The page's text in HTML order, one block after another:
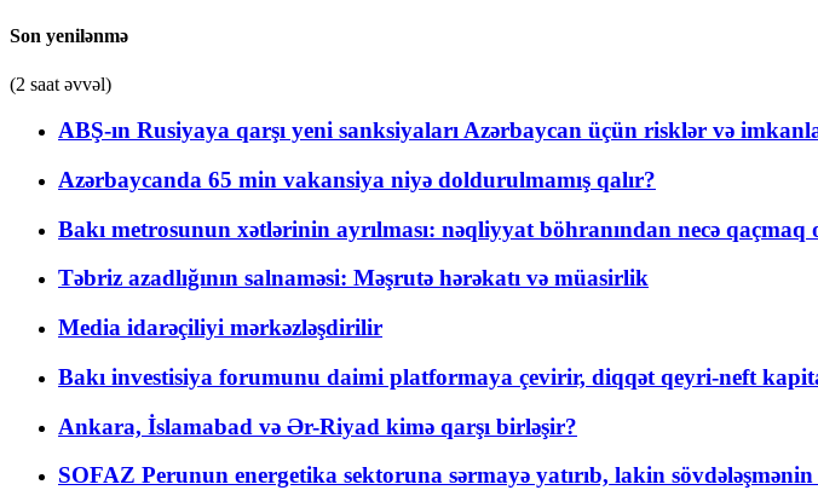
Son yenilənmə
(2 saat əvvəl)
ABŞ-ın Rusiyaya qarşı yeni sanksiyaları Azərbaycan üçün risklər və
Azərbaycanda 65 min vakansiya niyə doldurulmamış qalır?
Bakı metrosunun xətlərinin ayrılması: nəqliyyat böhranından necə qaçmaq
Təbriz azadlığının salnaməsi: Məşrutə hərəkatı və müasirlik
Media idarəçiliyi mərkəzləşdirilir
Bakı investisiya forumunu daimi platformaya çevirir, diqqət qeyri-neft
Ankara, İslamabad və Ər-Riyad kimə qarşı birləşir?
SOFAZ Perunun energetika sektoruna sərmayə yatırıb, lakin sövdələşmənin